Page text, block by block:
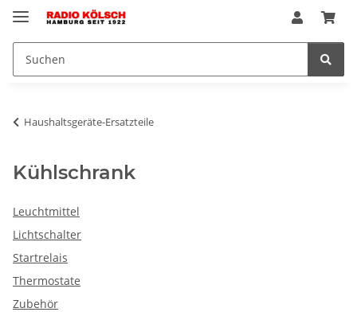
Haushaltsgeräte-Ersatzteile
Kühlschrank
Leuchtmittel
Lichtschalter
Startrelais
Thermostate
Zubehör